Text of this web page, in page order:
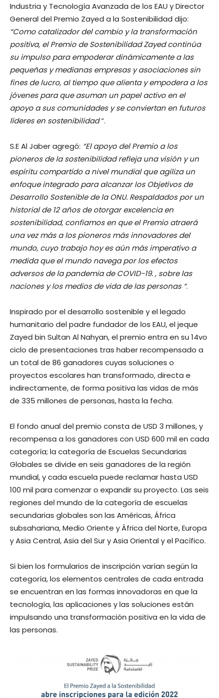
Industria y Tecnología Avanzada de los EAU y Director
General del Premio Zayed a la Sostenibilidad dijo:
“Como catalizador del cambio y la transformación
positiva, el Premio de Sostenibilidad Zayed continúa
su impulso para empoderar dinámicamente a las
pequeñas y medianas empresas y asociaciones sin
fines de lucro, al tiempo que alienta y empodera a los
jóvenes para que asuman un papel activo en el
apoyo a sus comunidades y se conviertan en futuros
líderes en sostenibilidad”.
S.E Al Jaber agregó: “El apoyo del Premio a los
pioneros de la sostenibilidad refleja una visión y un
espíritu compartido a nivel mundial que agiliza un
enfoque integrado para alcanzar los Objetivos de
Desarrollo Sostenible de la ONU. Respaldados por un
historial de 12 años de otorgar excelencia en
sostenibilidad, confiamos en que el Premio atraerá
una vez más a los pioneros más innovadores del
mundo, cuyo trabajo hoy es aún más imperativo a
medida que el mundo navega por los efectos
adversos de la pandemia de COVID-19. , sobre las
naciones y los medios de vida de las personas “.
Inspirado por el desarrollo sostenible y el legado
humanitario del padre fundador de los EAU, el jeque
Zayed bin Sultan Al Nahyan, el premio entra en su 14vo
ciclo de presentaciones tras haber recompensado a
un total de 86 ganadores cuyas soluciones o
proyectos escolares han transformado, directa e
indirectamente, de forma positiva las vidas de más
de 335 millones de personas, hasta la fecha.
El fondo anual del premio consta de USD 3 millones, y
recompensa a los ganadores con USD 600 mil en cada
categoría; la categoría de Escuelas Secundarias
Globales se divide en seis ganadores de la región
mundial, y cada escuela puede reclamar hasta USD
100 mil para comenzar o expandir su proyecto. Las seis
regiones del mundo de la categoría de escuelas
secundarias globales son las Américas, África
subsahariana, Medio Oriente y África del Norte, Europa
y Asia Central, Asia del Sur y Asia Oriental y el Pacífico.
Si bien los formularios de inscripción varían según la
categoría, los elementos centrales de cada entrada
se encuentran en las formas innovadoras en que la
tecnología, las aplicaciones y las soluciones están
impulsando una transformación positiva en la vida de
las personas.